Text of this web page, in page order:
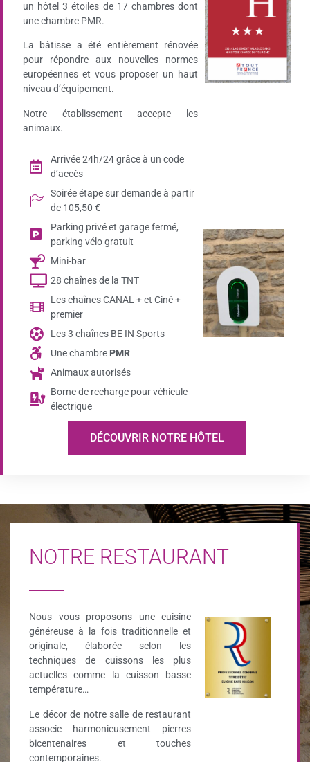
un hôtel 3 étoiles de 17 chambres dont
une chambre PMR.
La bâtisse a été entièrement rénovée
pour répondre aux nouvelles normes
européennes et vous proposer un haut
niveau d’équipement.
Notre établissement accepte les
animaux.
Arrivée 24h/24 grâce à un code
d’accès
Soirée étape sur demande à partir
de 105,50 €
Parking privé et garage fermé,
parking vélo gratuit
Mini-bar
28 chaînes de la TNT
Les chaînes CANAL + et Ciné +
premier
Les 3 chaînes BE IN Sports
Une chambre PMR
Animaux autorisés
Borne de recharge pour véhicule
électrique
DÉCOUVRIR NOTRE HÔTEL
NOTRE RESTAURANT
Nous vous proposons une cuisine
généreuse à la fois traditionnelle et
originale, élaborée selon les
techniques de cuissons les plus
actuelles comme la cuisson basse
température…
Le décor de notre salle de restaurant
associe harmonieusement pierres
bicentenaires et touches
contemporaines.